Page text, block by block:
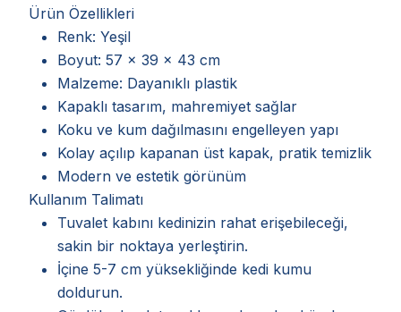
Ürün Özellikleri
Renk: Yeşil
Boyut: 57 x 39 x 43 cm
Malzeme: Dayanıklı plastik
Kapaklı tasarım, mahremiyet sağlar
Koku ve kum dağılmasını engelleyen yapı
Kolay açılıp kapanan üst kapak, pratik temizlik
Modern ve estetik görünüm
Kullanım Talimatı
Tuvalet kabını kedinizin rahat erişebileceği,
sakin bir noktaya yerleştirin.
İçine 5-7 cm yüksekliğinde kedi kumu
doldurun.